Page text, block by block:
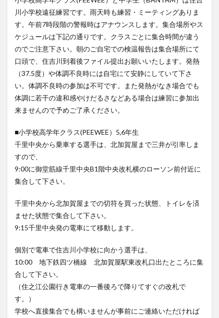
川小学校遠征練習です。雨天時も練習・ミーティングありま
す。午前7時段階の警報時はアナウンスします。集合場所やス
ケジュールは下記の通りです。クラスごとに集合時間が違う
のでご注意下さい。朝のご自宅での検温報告は集合場所にて
口頭で、住吉川到着後ファイル提出お願いいたします。発熱
（37.5度）や体調不良時には自宅にて安静にしていて下さ
い。体調不良時の参加は不可です。また発熱がなき場合でも
体調に若干の違和感やけだるさなどある場合は練習に参加出
来ませんので予めご了承ください。
■小学校高学年クラス(PEEWEE）5,6年生
千里中央から乗車する選手は、北加賀屋まで三井が引率しま
すので、
9:00に御堂筋線千里中央B1階中央改札横のローソン前付近に
集合して下さい。
千里中央から北加賀屋までの切符を買った状態、トイレを済
ませた状態で集合して下さい。
9:15千里中央発の電車にて移動します。
個別で電車で住吉川小学校に向かう選手は、
10:00 地下鉄四ツ橋線 北加賀屋駅東改札口出たところに集
合して下さい。
（住之江公園行き電車の一番後ろで降りてすぐの改札で
す。）
学校へ直接集合でも構いませんが事前にご連絡いただければ